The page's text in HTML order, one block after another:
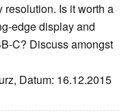
Is it worth a
edge display and
C? Discuss amongst
Datum: 16.12.2015